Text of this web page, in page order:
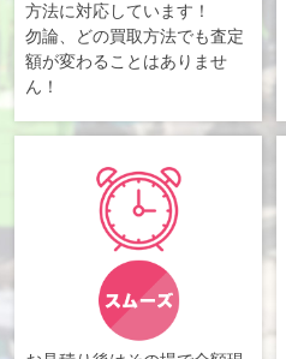
方法に対応しています！
勿論、どの買取方法でも査定
額が変わることはありませ
ん！